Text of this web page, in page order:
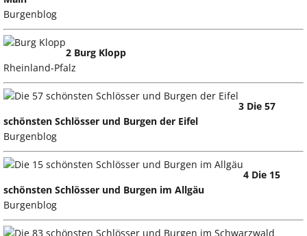
Burgenblog
2 Burg Klopp
Rheinland-Pfalz
3 Die 57
schönsten Schlösser und Burgen der Eifel
Burgenblog
4 Die 15
schönsten Schlösser und Burgen im Allgäu
Burgenblog